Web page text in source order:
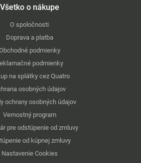
Všetko o nákupe
O spoločnosti
Doprava a platba
podmienky
podmienky
na splátky cez Quatro
osobných údajov
ochrany osobných údajov
Vernostný program
pre odstúpenie od zmluvy
od kúpnej zmluvy
Nastavenie Cookies